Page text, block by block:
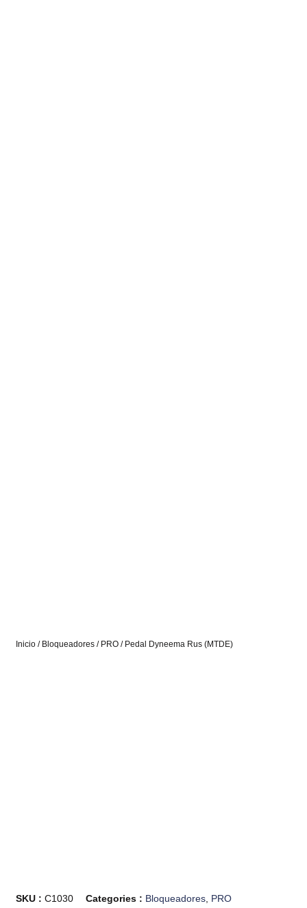
Inicio / Bloqueadores / PRO / Pedal Dyneema Rus (MTDE)
SKU :C1030 Categories : Bloqueadores PRO